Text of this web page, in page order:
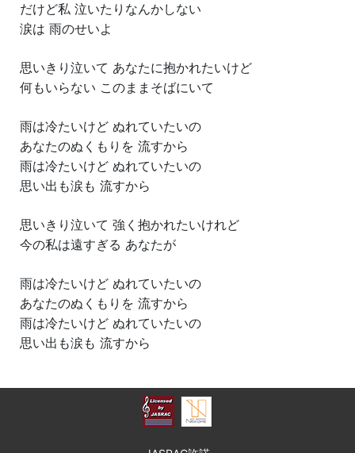
だけど私 泣いたりなんかしない
涙は 雨のせいよ
思いきり泣いて あなたに抱かれたいけど
何もいらない このままそばにいて
雨は冷たいけど ぬれていたいの
あなたのぬくもりを 流すから
雨は冷たいけど ぬれていたいの
思い出も涙も 流すから
思いきり泣いて 強く抱かれたいけれど
今の私は遠すぎる あなたが
雨は冷たいけど ぬれていたいの
あなたのぬくもりを 流すから
雨は冷たいけど ぬれていたいの
思い出も涙も 流すから